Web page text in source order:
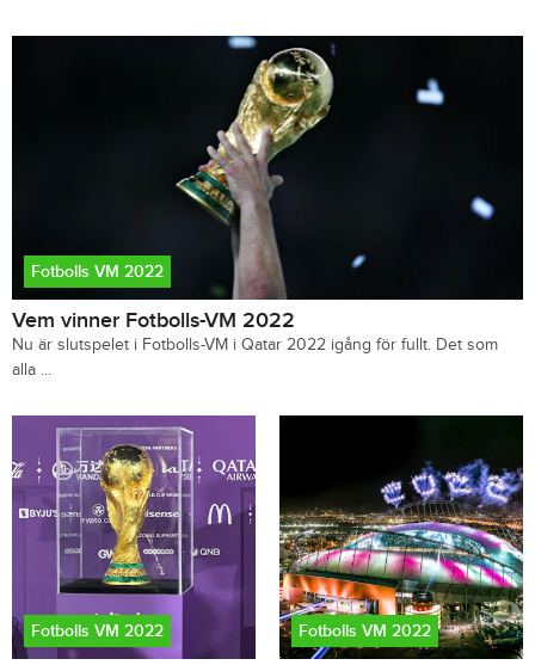
Fotbolls VM 2022
Vem vinner Fotbolls-VM 2022
Nu är slutspelet i Fotbolls-VM i Qatar 2022 igång för fullt. Det som
alla ...
Fotbolls VM 2022 Fotbolls VM 2022